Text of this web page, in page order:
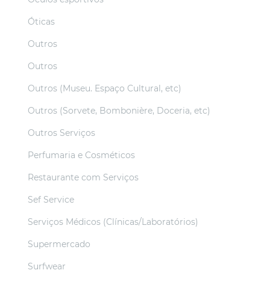
Óticas
Outros
Outros
Outros (Museu. Espaço Cultural, etc)
Outros (Sorvete, Bombonière, Doceria, etc)
Outros Serviços
Perfumaria e Cosméticos
Restaurante com Serviços
Sef Service
Serviços Médicos (Clínicas/Laboratórios)
Supermercado
Surfwear